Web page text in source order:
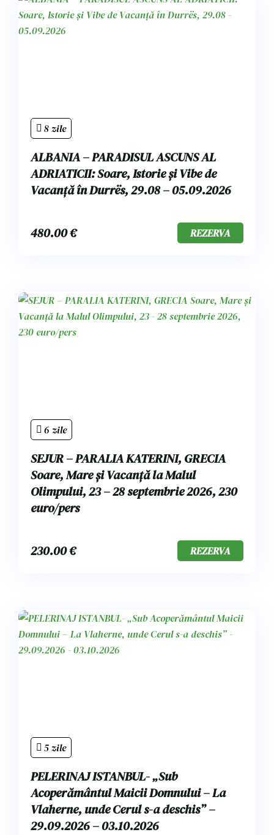
8 zile
ALBANIA – PARADISUL ASCUNS AL
ADRIATICII: Soare, Istorie și Vibe de
Vacanță în Durrës, 29.08 – 05.09.2026
480.00€ REZERVA
6 zile
SEJUR – PARALIA KATERINI, GRECIA
Soare, Mare și Vacanță la Malul
Olimpului, 23 – 28 septembrie 2026, 230
euro/pers
230.00€ REZERVA
5 zile
PELERINAJ ISTANBUL- „Sub
Acoperământul Maicii Domnului – La
Vlaherne, unde Cerul s-a deschis” –
29.09.2026 – 03.10.2026